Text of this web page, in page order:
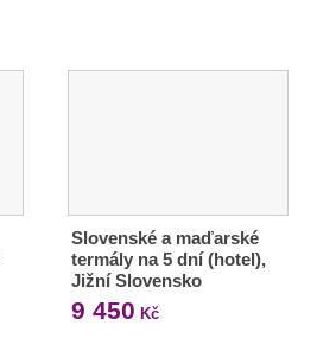
Slovenské a maďarské
termály na 5 dní (hotel),
Jižní Slovensko
9 450 Kč